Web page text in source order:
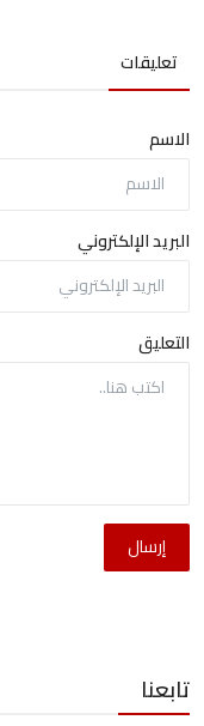
تعليقات
الاسم
البريد الإلكتروني
التعليق
إرسال
تابعنا